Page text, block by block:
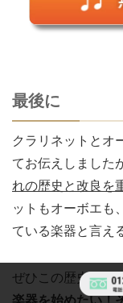
最後に
クラリネットとオ
てお伝えしました
れの歴史と改良を
ットもオーボエも
ている楽器と言え
ぜひこの歴史ある